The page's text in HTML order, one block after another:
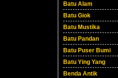
Batu Alam
Batu Giok
Batu Mustika
Batu Pandan
Batu Puser Bumi
Batu Ying Yang
Benda Antik